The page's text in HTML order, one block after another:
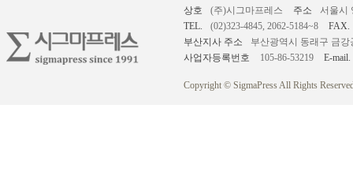
상호 (주)시그마프레스 주소
서울시
TEL.
(02)323-4845, 2062-5184~8
FAX.
부산지사 주소
부산광역시 동래구 금강
사업자등록번호
105-86-53219 E-mail.
Copyright © SigmaPress All Rights